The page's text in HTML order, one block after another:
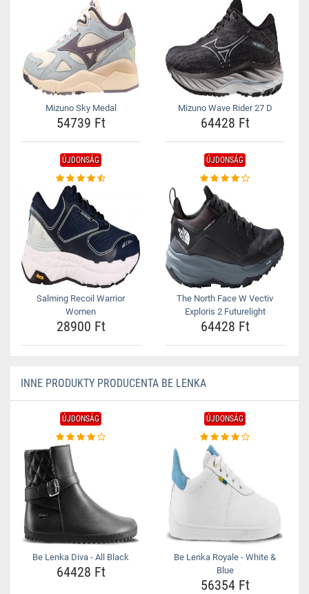
Mizuno Sky Medal
54739 Ft
Mizuno Wave Rider 27 D
64428 Ft
ÚJDONSÁG
Salming Recoil Warrior
Women
28900 Ft
ÚJDONSÁG
The North Face W Vectiv
Exploris 2 Futurelight
64428 Ft
INNE PRODUKTY PRODUCENTA BE LENKA
ÚJDONSÁG
Be Lenka Diva - All Black
64428 Ft
ÚJDONSÁG
Be Lenka Royale - White &
Blue
56354 Ft